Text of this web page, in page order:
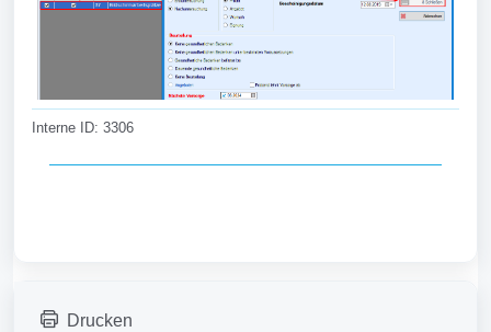
Interne ID: 3306
Drucken